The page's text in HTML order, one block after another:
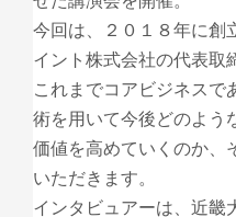
今回は、２０１８年に創
イント株式会社の代表取
これまでコアビジネスで
術を用いて今後どのよう
価値を高めていくのか、
いただきます。
インタビュアーは、近畿